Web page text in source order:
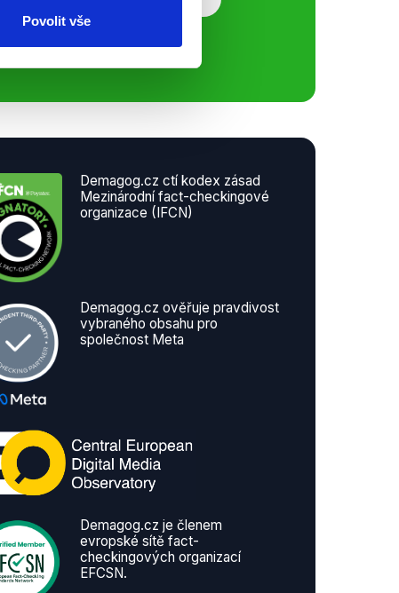
Povolit vše
Demagog.cz ctí kodex zásad
Mezinárodní fact-checkingové
organizace (IFCN)
Demagog.cz ověřuje pravdivost
vybraného obsahu pro
společnost Meta
Demagog.cz je členem
evropské sítě fact-
checkingových organizací
EFCSN.